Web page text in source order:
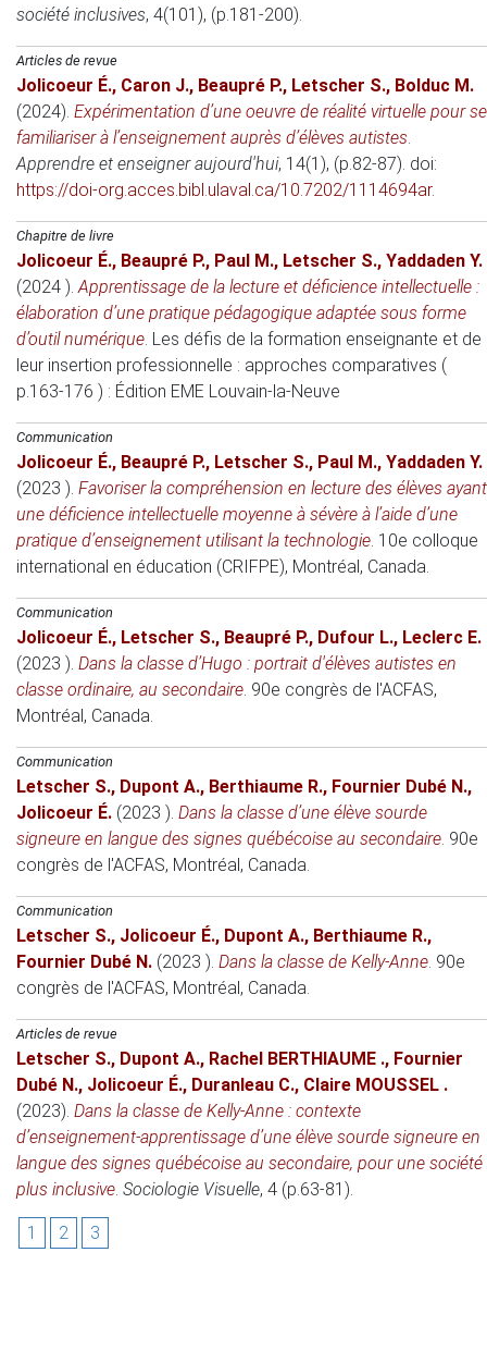
société inclusives, 4(101), (p.181-200).
Articles de revue
Jolicoeur É., Caron J., Beaupré P., Letscher S., Bolduc M.
(2024). Expérimentation d’une oeuvre de réalité virtuelle pour se
familiariser à l’enseignement auprès d’élèves autistes.
Apprendre et enseigner aujourd'hui, 14(1), (p.82-87). doi:
https://doi-org.acces.bibl.ulaval.ca/10.7202/1114694ar.
Chapitre de livre
Jolicoeur É., Beaupré P., Paul M., Letscher S., Yaddaden Y.
(2024 ).Apprentissage de la lecture et déficience intellectuelle :
élaboration d’une pratique pédagogique adaptée sous forme
d’outil numérique. Les défis de la formation enseignante et de
leur insertion professionnelle : approches comparatives (
p.163-176 ) : Édition EME Louvain-la-Neuve
Communication
Jolicoeur É., Beaupré P., Letscher S., Paul M., Yaddaden Y.
(2023 ). Favoriser la compréhension en lecture des élèves ayant
une déficience intellectuelle moyenne à sévère à l’aide d’une
pratique d’enseignement utilisant la technologie. 10e colloque
international en éducation (CRIFPE), Montréal, Canada.
Communication
Jolicoeur É., Letscher S., Beaupré P., Dufour L., Leclerc E.
(2023 ). Dans la classe d’Hugo : portrait d'élèves autistes en
classe ordinaire, au secondaire. 90e congrès de l'ACFAS,
Montréal, Canada.
Communication
Letscher S., Dupont A., Berthiaume R., Fournier Dubé N.,
Jolicoeur É. (2023 ). Dans la classe d’une élève sourde
signeure en langue des signes québécoise au secondaire. 90e
congrès de l'ACFAS, Montréal, Canada.
Communication
Letscher S., Jolicoeur É., Dupont A., Berthiaume R.,
Fournier Dubé N. (2023 ). Dans la classe de Kelly-Anne. 90e
congrès de l'ACFAS, Montréal, Canada.
Articles de revue
Letscher S., Dupont A., Rachel BERTHIAUME ., Fournier
Dubé N., Jolicoeur É., Duranleau C., Claire MOUSSEL .
(2023). Dans la classe de Kelly-Anne : contexte
d’enseignement-apprentissage d’une élève sourde signeure en
langue des signes québécoise au secondaire, pour une société
plus inclusive. Sociologie Visuelle, 4 (p.63-81).
1 2 3